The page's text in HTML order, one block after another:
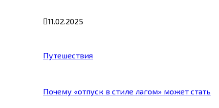
11.02.2025
Путешествия
Почему «отпуск в стиле лагом» может стать